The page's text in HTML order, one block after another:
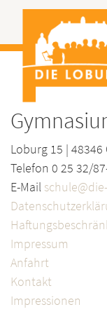
Loburg 15 | 48346
Telefon 0 25 32/
E-Mail
Impressum
Anfahrt
Kontakt
Impressionen